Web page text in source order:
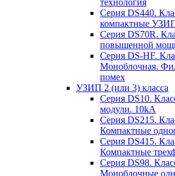
Серия DS440.
компактные
Серия DS70R.
повышенной
Серия DS-HF.
Моноблочная.
помех
УЗИП 2 (или 3) класса
Серия DS10.
модули. 10kA
Серия DS215.
Компактные
Серия DS415.
Компактные
Серия DS98.
Моноблочные